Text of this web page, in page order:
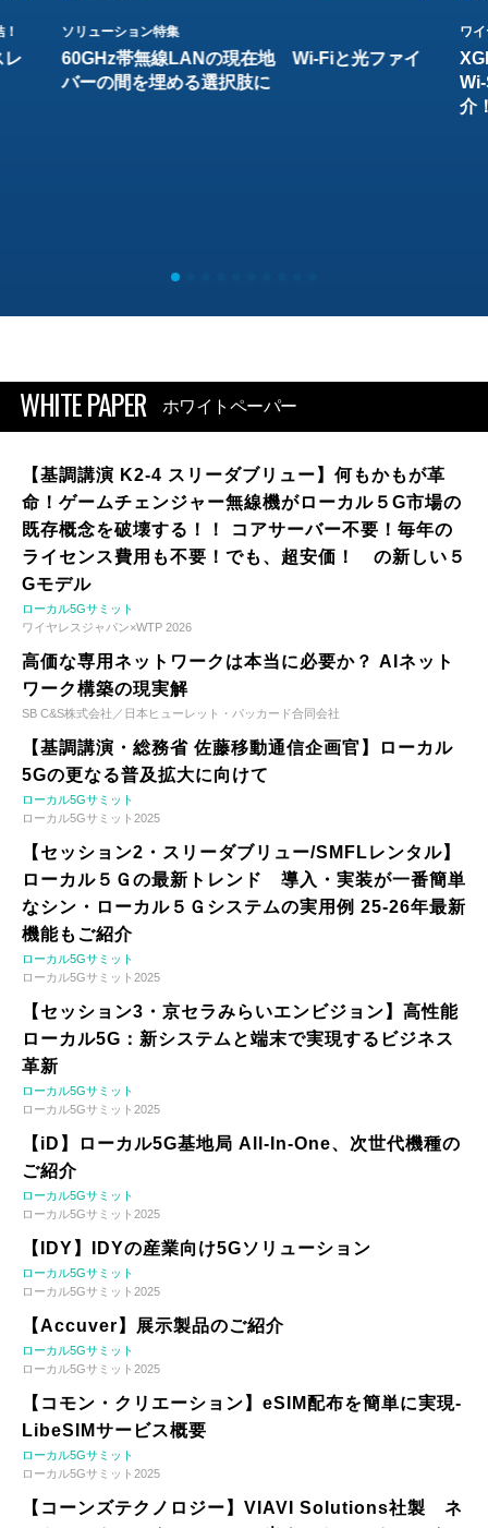
レ
ソリューション特集
60GHz帯無線LANの現在地 Wi-Fiと光ファイ
バーの間を埋める選択肢に
ワ
介
WHITE PAPER ホワイトペーパー
【基調講演 K2-4 スリーダブリュー】何もかもが革
命！ゲームチェンジャー無線機がローカル５G市場の
既存概念を破壊する！！ コアサーバー不要！毎年の
ライセンス費用も不要！でも、超安価！ の新しい５
Gモデル
ローカル5Gサミット
ワイヤレスジャパン×WTP 2026
高価な専用ネットワークは本当に必要か？ AIネット
ワーク構築の現実解
SB C&S株式会社／日本ヒューレット・パッカード合同会社
【基調講演・総務省 佐藤移動通信企画官】ローカル
5Gの更なる普及拡大に向けて
ローカル5Gサミット
ローカル5Gサミット2025
【セッション2・スリーダブリュー/SMFLレンタル】
ローカル５Ｇの最新トレンド 導入・実装が一番簡単
なシン・ローカル５Ｇシステムの実用例 25-26年最新
機能もご紹介
ローカル5Gサミット
ローカル5Gサミット2025
【セッション3・京セラみらいエンビジョン】高性能
ローカル5G：新システムと端末で実現するビジネス
革新
ローカル5Gサミット
ローカル5Gサミット2025
【iD】ローカル5G基地局 All-In-One、次世代機種の
ご紹介
ローカル5Gサミット
ローカル5Gサミット2025
【IDY】IDYの産業向け5Gソリューション
ローカル5Gサミット
ローカル5Gサミット2025
【Accuver】展示製品のご紹介
ローカル5Gサミット
ローカル5Gサミット2025
【コモン・クリエーション】eSIM配布を簡単に実現-
LibeSIMサービス概要
ローカル5Gサミット
ローカル5Gサミット2025
【コーンズテクノロジー】VIAVI Solutions社製 ネ